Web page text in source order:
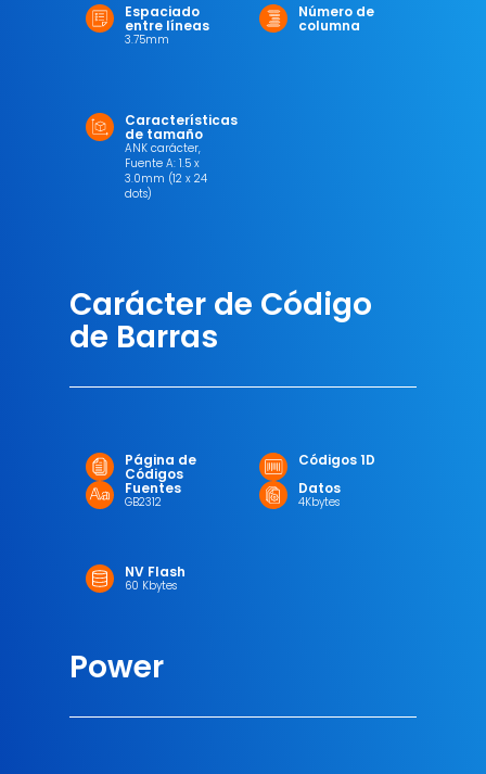
Espaciado
entre líneas
3.75mm
Número de
columna
Características
de tamaño
ANK carácter,
Fuente A: 1.5 x
3.0mm (12 x 24
dots)
Carácter de Código
de Barras
Página de
Códigos
Códigos 1D
Fuentes
GB2312
Datos
4Kbytes
NV Flash
60 Kbytes
Power